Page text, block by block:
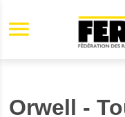
Aller
Orwell -